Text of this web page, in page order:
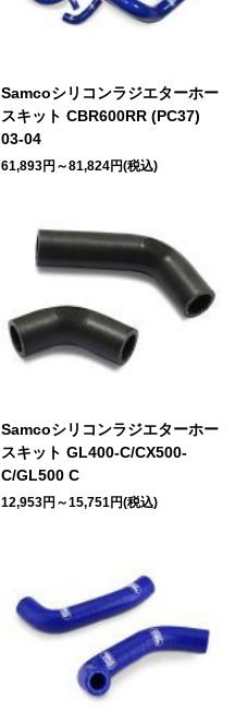
Samcoシリコンラジエターホー
スキット CBR600RR (PC37)
03-04
61,893円～81,824円(税込)
Samcoシリコンラジエターホー
スキット GL400-C/CX500-
C/GL500 C
12,953円～15,751円(税込)